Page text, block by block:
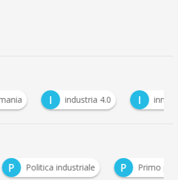
I industria 4.0 I innovazione
Politica industriale P Primo piano